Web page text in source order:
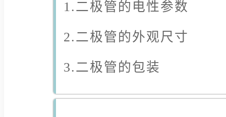
1.二极管的电性参数
2.二极管的外观尺寸
3.二极管的包装